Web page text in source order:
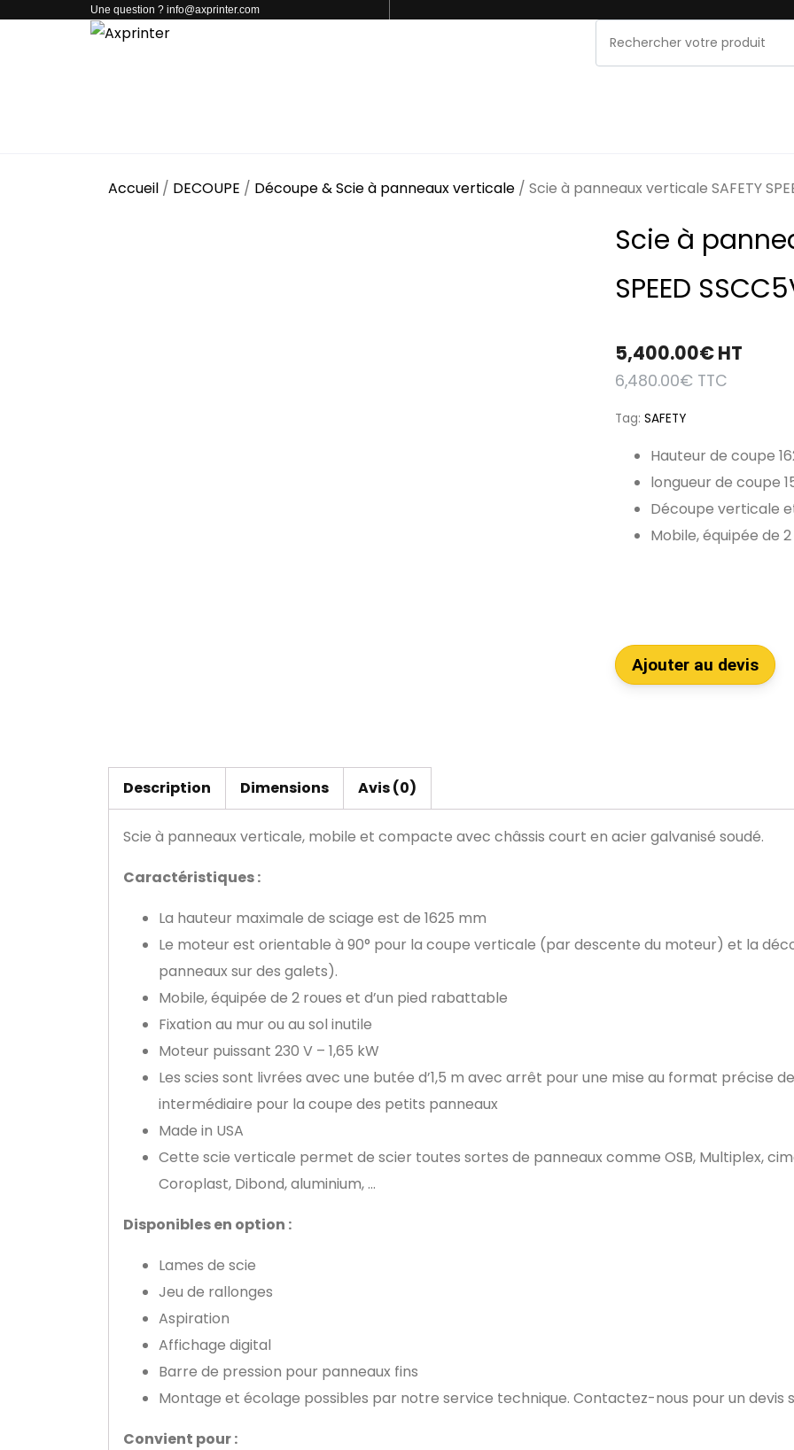
Une question ? info@axprinter.com
Accueil / DECOUPE / Découpe & Scie à panneaux verticale / Scie à panneaux verticale SAFETY
Scie à
SPEED
5,400.00€HT
6,480.00€ TTC
Tag: SAFETY
Hauteur de coupe
longueur de coupe
Découpe verticale
Mobile, équipée de
Ajouter au devis
Description Dimensions Avis (0)
Scie à panneaux verticale, mobile et compacte avec châssis court en acier galvanisé soudé.
Caractéristiques :
La hauteur maximale de sciage est de 1625 mm
Le moteur est orientable à 90° pour la coupe verticale (par descente du moteur) et la
panneaux sur des galets).
Mobile, équipée de 2 roues et d’un pied rabattable
Fixation au mur ou au sol inutile
Moteur puissant 230 V – 1,65 kW
Les scies sont livrées avec une butée d’1,5 m avec arrêt pour une mise au format précise
intermédiaire pour la coupe des petits panneaux
Made in USA
Cette scie verticale permet de scier toutes sortes de panneaux comme OSB, Multiplex,
Coroplast, Dibond, aluminium, …
Disponibles en option :
Lames de scie
Jeu de rallonges
Aspiration
Affichage digital
Barre de pression pour panneaux fins
Montage et écolage possibles par notre service technique. Contactez-nous pour un devis
Convient pour :